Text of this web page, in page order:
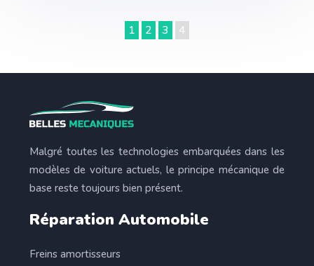
1 2 3 4
Malgré toutes les technologies embarquées dans les
modèles de voiture actuels, le principe mécanique de
base reste toujours bien présent.
Réparation Automobile
Freins amortisseurs